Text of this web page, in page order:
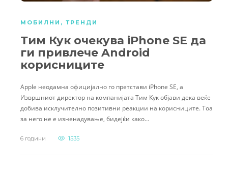
МОБИЛНИ , ТРЕНДИ
Тим Кук очекува iPhone SE да
ги привлече Android
корисниците
Apple неодамна официјално го претстави iPhone SE, а
Извршниот директор на компанијата Тим Кук објави дека веќе
добива исклучително позитивни реакции на корисниците. Тоа
за него не е изненадување, бидејќи како…
6 години 1535